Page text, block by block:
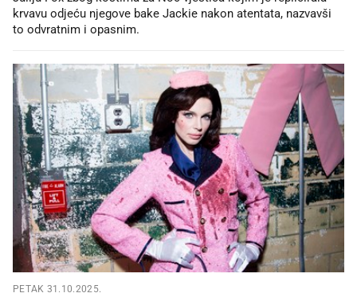
krvavu odjeću njegove bake Jackie nakon atentata, nazvavši
to odvratnim i opasnim.
PETAK 31.10.2025.